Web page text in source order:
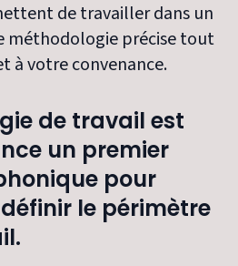
de travailler dans un
méthodologie précise tout
à votre convenance.
de travail est
un premier
pour
le périmètre